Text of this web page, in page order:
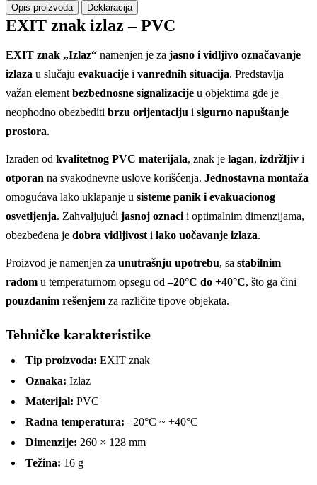
Opis proizvoda Deklaracija
EXIT znak izlaz – PVC
EXIT znak „Izlaz“ namenjen je za jasno i vidljivo označavanje
izlaza u slučaju evakuacije i vanrednih situacija. Predstavlja
važan element bezbednosne signalizacije u objektima gde je
neophodno obezbediti brzu orijentaciju i sigurno napuštanje
prostora.
Izrađen od kvalitetnog PVC materijala, znak je lagan, izdržljiv i
otporan na svakodnevne uslove korišćenja. Jednostavna montaža
omogućava lako uklapanje u sisteme panik i evakuacionog
osvetljenja. Zahvaljujući jasnoj oznaci i optimalnim dimenzijama,
obezbeđena je dobra vidljivost i lako uočavanje izlaza.
Proizvod je namenjen za unutrašnju upotrebu, sa stabilnim
radom u temperaturnom opsegu od–20°C do +40°C, što ga čini
pouzdanim rešenjem za različite tipove objekata.
Tehničke karakteristike
Tip proizvoda: EXIT znak
Oznaka: Izlaz
Materijal: PVC
Radna temperatura: –20°C ~ +40°C
Dimenzije: 260 × 128 mm
Težina: 16 g